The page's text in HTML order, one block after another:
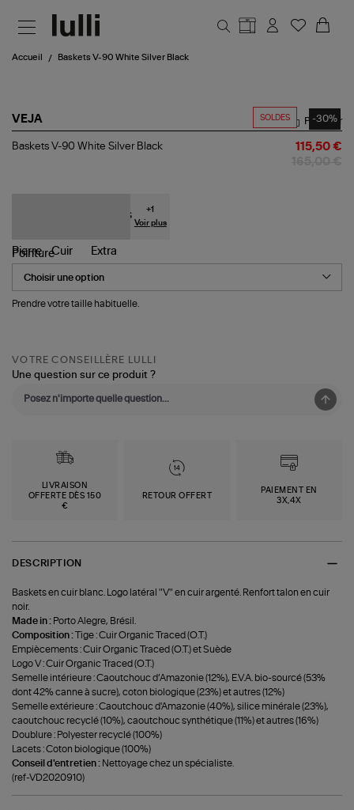
Accueil Baskets V-90 White Silver Black
SOLDES -30%
VEJA
Baskets
Partager
Baskets V-90 White Silver Black 115,50 €
+1
Voir plus
Pointure
Prendre votre taille habituelle.
VOTRE CONSEILLÈRE LULLI
Une question sur ce produit ?
LIVRAISON
OFFERTE DÈS 150
€
RETOUR OFFERT
PAIEMENT EN
3X,4X
DESCRIPTION
Baskets en cuir blanc. Logo latéral "V" en cuir argenté. Renfort talon en cuir
noir.
Made in : Porto Alegre, Brésil.
Composition :Tige : Cuir Organic Traced (O.T.)
Empiècements : Cuir Organic Traced (O.T.) et Suède
Logo V : Cuir Organic Traced (O.T.)
Semelle intérieure : Caoutchouc d’Amazonie (12%), E.V.A. bio-sourcé (53%
dont 42% canne à sucre), coton biologique (23%) et autres (12%)
Semelle extérieure : Caoutchouc d'Amazonie (40%), silice minérale (23%),
caoutchouc recyclé (10%), caoutchouc synthétique (11%) et autres (16%)
Doublure : Polyester recyclé (100%)
Lacets : Coton biologique (100%)
Conseil d'entretien : Nettoyage chez un spécialiste.
(ref-VD2020910)